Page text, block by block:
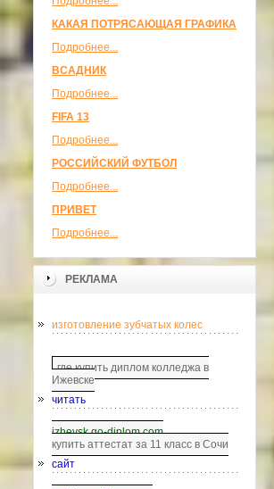
КАКАЯ ПОТРЯСАЮЩАЯ ГРАФИКА
Подробнее...
ВСАДНИК
Подробнее...
FIFA 13
Подробнее...
РОССИЙСКИЙ ФУТБОЛ
Подробнее...
ПРИВЕТ
Подробнее...
РЕКЛАМА
изготовление зубчатых колес
где купить диплом колледжа в
Ижевске
читать
izhevsk.go-diplom.com
купить аттестат за 11 класс в Сочи
сайт